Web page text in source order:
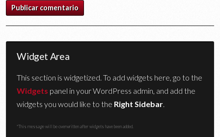
Widget Area
This section is widgetized. To add widgets here, go to the
Widgets panel in your WordPress admin, and add the
widgets you would like to the Right Sidebar.
*This message will be overwritten after widgets have been added.